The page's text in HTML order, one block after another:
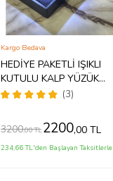
HEDİYE PAKETLİ IŞIKLI
KUTULU KALP YÜZÜK
PANDORA MODEL YÜZÜK
(3)
Kargo Bedava
3200,00 TL 2200,00 TL
234,66 TL'den Başlayan Taksitlerle